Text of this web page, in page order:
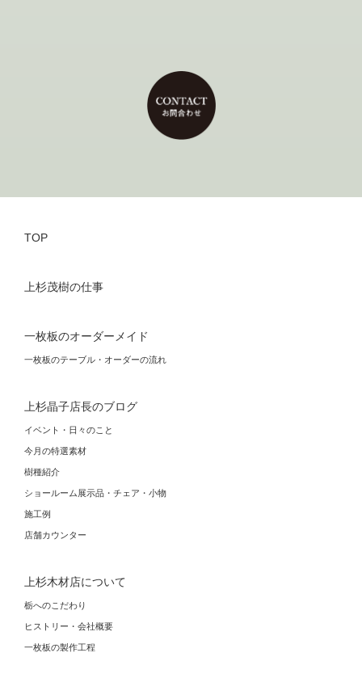
TOP
上杉茂樹の仕事
一枚板のオーダーメイド
一枚板のテーブル・オーダーの流れ
上杉晶子店長のブログ
イベント・日々のこと
今月の特選素材
樹種紹介
ショールーム展示品・チェア・小物
施工例
店舗カウンター
上杉木材店について
栃へのこだわり
ヒストリー・会社概要
一枚板の製作工程